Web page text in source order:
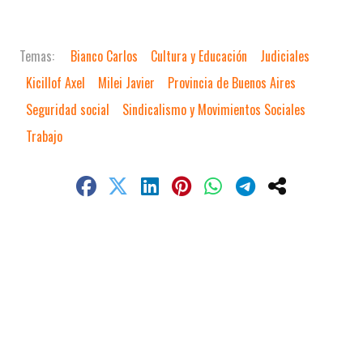
Bianco Carlos Cultura y Educación
Judiciales
Kicillof Axel
Milei Javier
Provincia de Buenos Aires
Seguridad social
Sindicalismo y Movimientos Sociales
Trabajo